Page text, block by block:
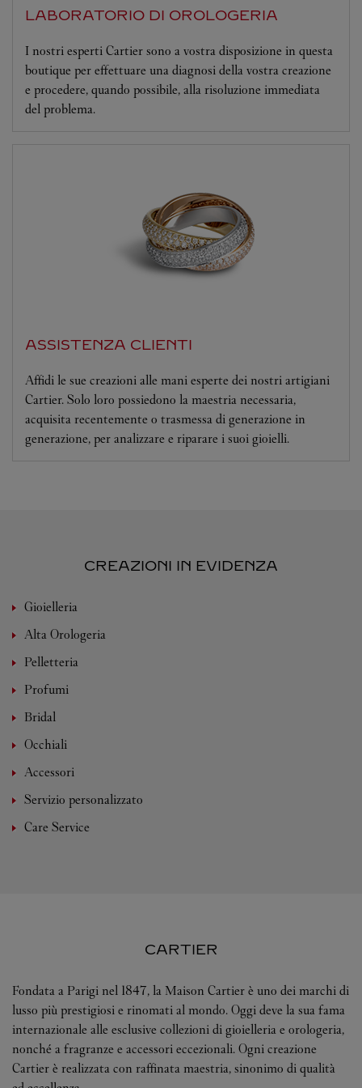
LABORATORIO DI OROLOGERIA
I nostri esperti Cartier sono a vostra disposizione in questa
boutique per effettuare una diagnosi della vostra creazione
e procedere, quando possibile, alla risoluzione immediata
del problema.
ASSISTENZA CLIENTI
Affidi le sue creazioni alle mani esperte dei nostri artigiani
Cartier. Solo loro possiedono la maestria necessaria,
acquisita recentemente o trasmessa di generazione in
generazione, per analizzare e riparare i suoi gioielli.
CREAZIONI IN EVIDENZA
Gioielleria
Alta Orologeria
Pelletteria
Profumi
Bridal
Occhiali
Accessori
Servizio personalizzato
Care Service
CARTIER
Fondata a Parigi nel 1847, la Maison Cartier è uno dei marchi di
lusso più prestigiosi e rinomati al mondo. Oggi deve la sua fama
internazionale alle esclusive collezioni di gioielleria e orologeria,
nonché a fragranze e accessori eccezionali. Ogni creazione
Cartier è realizzata con raffinata maestria, sinonimo di qualità